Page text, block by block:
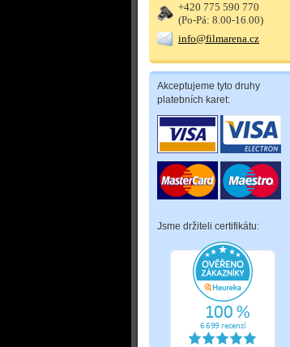
+420 775 590 770
(Po-Pá: 8.00-16.00)
info@filmarena.cz
Akceptujeme tyto druhy
platebních karet:
Jsme držiteli certifikátu: